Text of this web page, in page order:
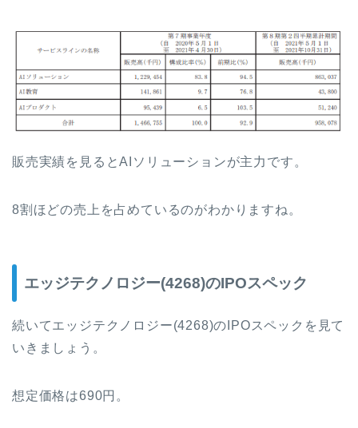
販売実績を見るとAIソリューションが主力です。
8割ほどの売上を占めているのがわかりますね。
エッジテクノロジー(4268)のIPOスペック
続いてエッジテクノロジー(4268)のIPOスペックを見て
いきましょう。
想定価格は690円。